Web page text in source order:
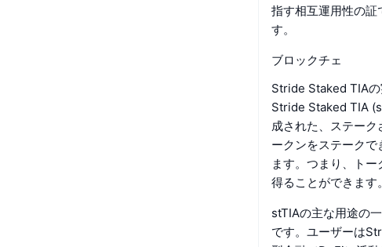
指す相互運用性の証
す。
ブロックチェ
Stride Staked TIAの
Stride Staked TIA
成された、ステー
ークンをステーク
ます。つまり、ト
得ることができます。
stTIAの主な用途の
です。ユーザーは